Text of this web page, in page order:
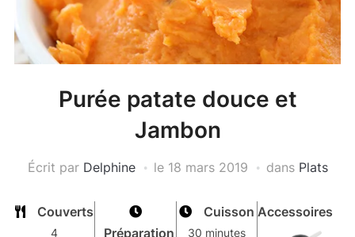
Purée patate douce et
Jambon
Écrit par Delphine le 18 mars 2019 dans Plats
Couverts
4 Préparation
Cuisson
30 minutes
Accessoires